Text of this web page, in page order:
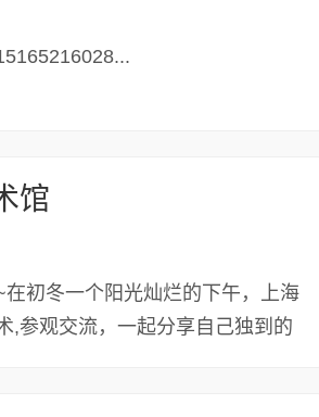
馆
初冬一个阳光灿烂的下午，上海
,参观交流，一起分享自己独到的